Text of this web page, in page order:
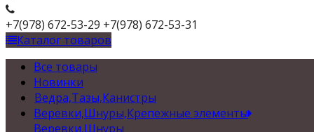
+7(978) 672-53-29 +7(978) 672-53-31
Каталог товаров
Все товары
Новинки
Ведра,Тазы,Канистры
Веревки,Шнуры,Крепежные элементы
Веревки,Шнуры